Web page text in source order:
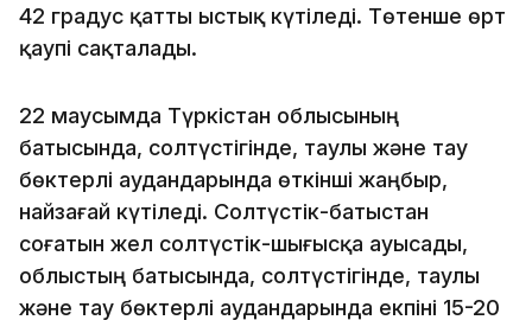
42 градус қатты ыстық күтіледі. Төтенше өрт
қаупі сақталады.
22 маусымда Түркістан облысының
батысында, солтүстігінде, таулы және тау
бөктерлі аудандарында өткінші жаңбыр,
найзағай күтіледі. Солтүстік-батыстан
соғатын жел солтүстік-шығысқа ауысады,
облыстың батысында, солтүстігінде, таулы
және тау бөктерлі аудандарында екпіні 15-20